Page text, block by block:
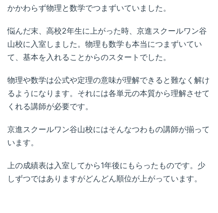
かかわらず物理と数学でつまずいていました。
悩んだ末、高校2年生に上がった時、京進スクールワン谷
山校に入室しました。物理も数学も本当につまずいてい
て、基本を入れることからのスタートでした。
物理や数学は公式や定理の意味が理解できると難なく解け
るようになります。それには各単元の本質から理解させて
くれる講師が必要です。
京進スクールワン谷山校にはそんなつわもの講師が揃って
います。
上の成績表は入室してから1年後にもらったものです。少
しずつではありますがどんどん順位が上がっています。